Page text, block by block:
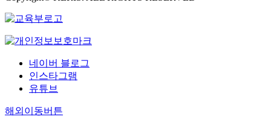
네이버 블로그
인스타그램
유튜브
해외이동버튼